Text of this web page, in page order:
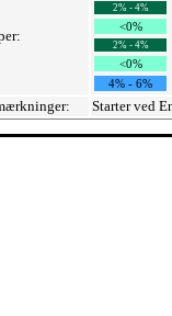
2% - 4%
<0%
2% - 4%
<0%
4% - 6%
Starter ved